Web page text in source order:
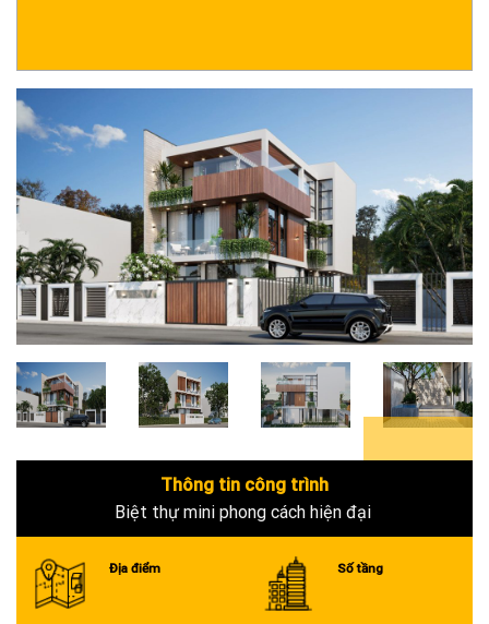
Thông tin công trình
Biệt thự mini phong cách hiện đại
Địa điểm Số tầng